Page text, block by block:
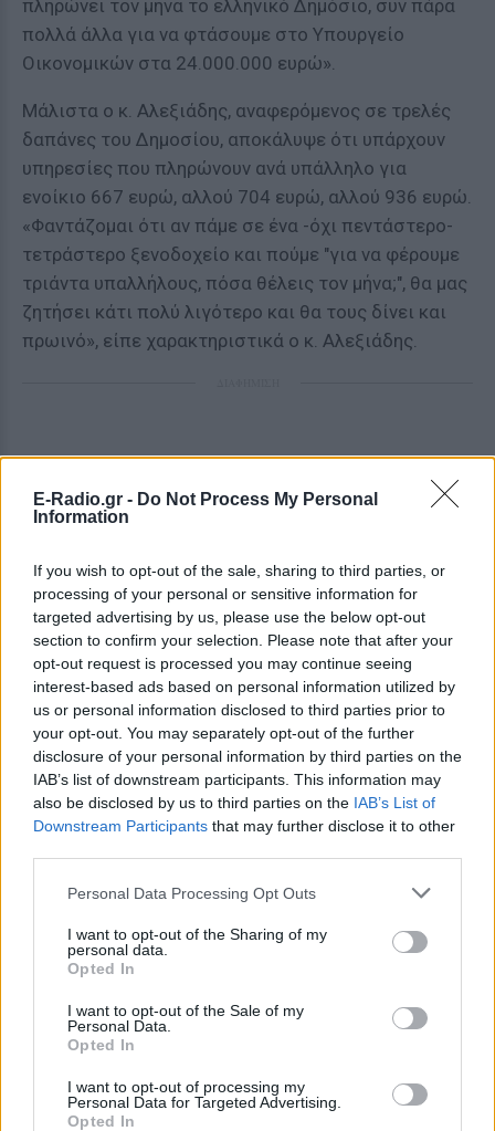
E-Radio.gr - Do Not Process My Personal
Information
If you wish to opt-out of the sale, sharing to third parties, or
processing of your personal or sensitive information for
targeted advertising by us, please use the below opt-out
section to confirm your selection. Please note that after your
opt-out request is processed you may continue seeing
interest-based ads based on personal information utilized by
us or personal information disclosed to third parties prior to
your opt-out. You may separately opt-out of the further
disclosure of your personal information by third parties on the
IAB’s list of downstream participants. This information may
also be disclosed by us to third parties on the IAB’s List of
Downstream Participants that may further disclose it to other
Personal Data Processing Opt Outs
I want to opt-out of the Sharing of my
personal data.
Opted In
I want to opt-out of the Sale of my
Personal Data.
Opted In
I want to opt-out of processing my
Personal Data for Targeted Advertising.
Opted In
πληρώνει τον μήνα το ελληνικό Δημόσιο, συν πάρα
πολλά άλλα για να φτάσουμε στο Υπουργείο
Οικονομικών στα 24.000.000 ευρώ».
Μάλιστα ο κ. Αλεξιάδης, αναφερόμενος σε τρελές
δαπάνες του Δημοσίου, αποκάλυψε ότι υπάρχουν
υπηρεσίες που πληρώνουν ανά υπάλληλο για
ενοίκιο 667 ευρώ, αλλού 704 ευρώ, αλλού 936 ευρώ.
«Φαντάζομαι ότι αν πάμε σε ένα -όχι πεντάστερο-
τετράστερο ξενοδοχείο και πούμε "για να φέρουμε
τριάντα υπαλλήλους, πόσα θέλεις τον μήνα;", θα μας
ζητήσει κάτι πολύ λιγότερο και θα τους δίνει και
πρωινό», είπε χαρακτηριστικά ο κ. Αλεξιάδης.
θα μετακομίσουν και υπουργικά γραφεία, με
πρώτον-πρώτον τον ίδιο.
ΔΙΑΦΗΜΙΣΗ